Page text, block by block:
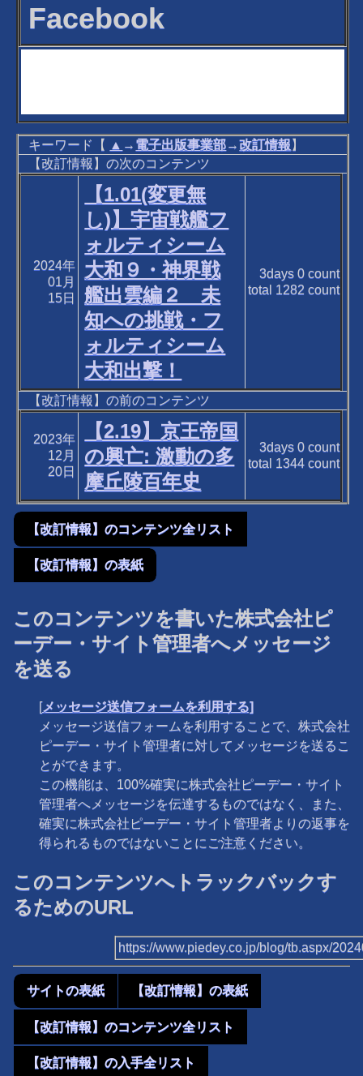
Facebook
キーワード【 ▲ → 電子出版事業部→改訂情報】
【改訂情報】の次のコンテンツ
2024年
01月
15日
【1.01(変更無
し)】宇宙戦艦フ
ォルティシーム
大和９・神界戦
艦出雲編２ 未
知への挑戦・フ
ォルティシーム
大和出撃！
3days 0count
total 1282 count
【改訂情報】の前のコンテンツ
2023年
12月
20日
【2.19】京王帝国
の興亡: 激動の多
摩丘陵百年史
3days 0count
total 1344count
【改訂情報】のコンテンツ全リスト
【改訂情報】の表紙
このコンテンツを書いた株式会社ピ
ーデー・サイト管理者へメッセージ
を送る
[メッセージ送信フォームを利用する]
メッセージ送信フォームを利用することで、株式会社
ピーデー・サイト管理者に対してメッセージを送るこ
とができます。
この機能は、100%確実に株式会社ピーデー・サイト
管理者へメッセージを伝達するものではなく、また、
確実に株式会社ピーデー・サイト管理者よりの返事を
得られるものではないことにご注意ください。
このコンテンツへトラックバックす
るためのURL
https://www.piedey.co.jp/blog/tb.aspx/
サイトの表紙 【改訂情報】の表紙
【改訂情報】のコンテンツ全リスト
【改訂情報】の入手全リスト